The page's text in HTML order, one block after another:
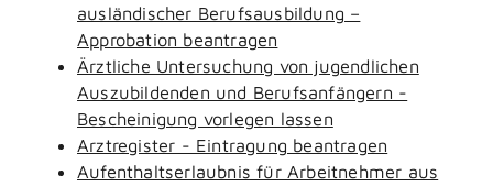
ausländischer Berufsausbildung –
Approbation beantragen
Ärztliche Untersuchung von jugendlichen
Auszubildenden und Berufsanfängern -
Bescheinigung vorlegen lassen
Arztregister - Eintragung beantragen
Aufenthaltserlaubnis für Arbeitnehmer aus